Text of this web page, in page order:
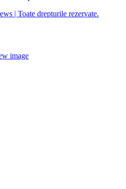
| Toate drepturile rezervate.